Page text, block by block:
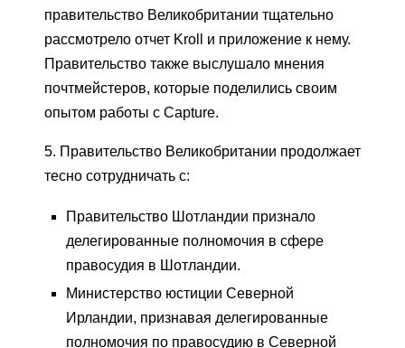
правительство Великобритании тщательно
рассмотрело отчет Kroll и приложение к нему.
Правительство также выслушало мнения
почтмейстеров, которые поделились своим
опытом работы с Capture.
5. Правительство Великобритании продолжает
тесно сотрудничать с:
Правительство Шотландии признало
делегированные полномочия в сфере
правосудия в Шотландии.
Министерство юстиции Северной
Ирландии, признавая делегированные
полномочия по правосудию в Северной